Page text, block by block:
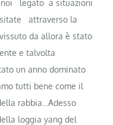
noi legato a situazioni
attraverso la
da allora è stato
e talvolta
un anno dominato
tutti bene come il
rabbia…Adesso
loggia yang del